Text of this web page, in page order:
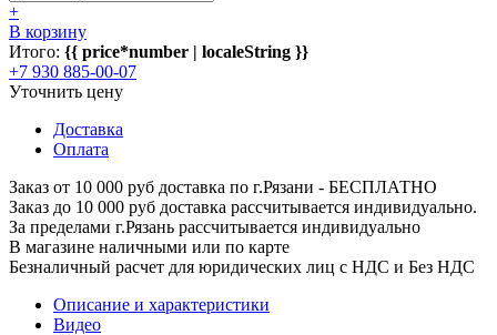
+
В корзину
Итого: {{ price*number | localeString }}
+7 930 885-00-07
Уточнить цену
Доставка
Оплата
Заказ от 10 000 руб доставка по г.Рязани - БЕСПЛАТНО
Заказ до 10 000 руб доставка рассчитывается индивидуально.
За пределами г.Рязань рассчитывается индивидуально
В магазине наличными или по карте
Безналичный расчет для юридических лиц с НДС и Без НДС
Описание и характеристики
Видео